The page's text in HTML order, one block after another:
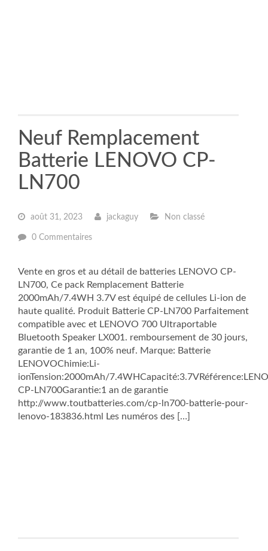
Neuf Remplacement
Batterie LENOVO CP-
LN700
août 31, 2023 jackaguy Non classé
0 Commentaires
Vente en gros et au détail de batteries LENOVO CP-
LN700, Ce pack Remplacement Batterie
2000mAh/7.4WH 3.7V est équipé de cellules Li-ion de
haute qualité. Produit Batterie CP-LN700 Parfaitement
compatible avec et LENOVO 700 Ultraportable
Bluetooth Speaker LX001. remboursement de 30 jours,
garantie de 1 an, 100% neuf. Marque: Batterie
LENOVOChimie:Li-
ionTension:2000mAh/
CP-LN700Garantie:1 an de garantie
http://www.toutbatteries.com/cp-ln700-batterie-pour-
lenovo-183836.html Les numéros des […]